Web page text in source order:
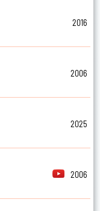
2016
2006
2025
2006